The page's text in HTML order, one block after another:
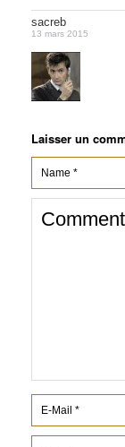
sacreb
13 mars 2015
Laisser un